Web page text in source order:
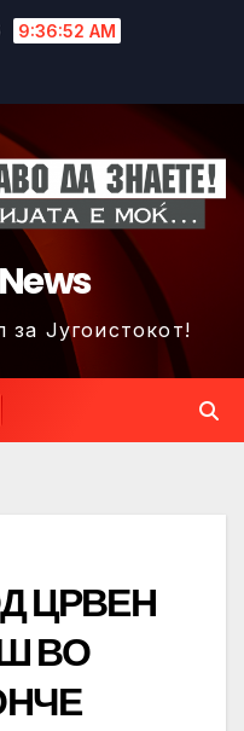
9:36:55 AM
Југоистокот!
ЦРВЕН
ВО